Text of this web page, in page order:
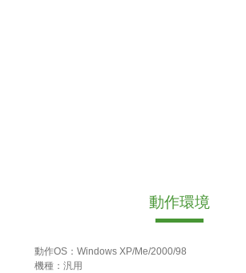
動作環境
動作OS：Windows XP/Me/2000/98
機種：汎用